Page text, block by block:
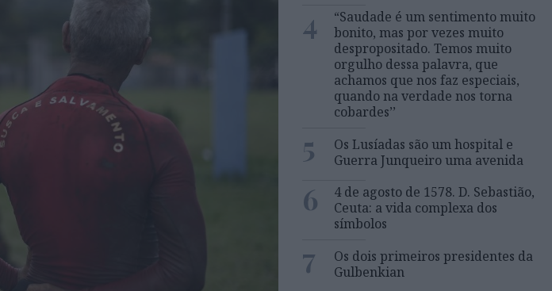
4
“Saudade é um sentimento muito
bonito, mas por vezes muito
despropositado. Temos muito
orgulho dessa palavra, que
achamos que nos faz especiais,
quando na verdade nos torna
cobardes’’
5
Os Lusíadas são um hospital e
Guerra Junqueiro uma avenida
6
4 de agosto de 1578. D. Sebastião,
Ceuta: a vida complexa dos
símbolos
7
Os dois primeiros presidentes da
Gulbenkian